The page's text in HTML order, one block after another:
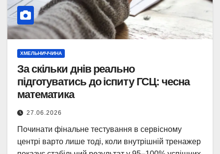
ХМЕЛЬНИЧЧИНА
За скільки днів реально
підготуватись до іспиту ГСЦ: чесна
математика
27.06.2026
Починати фінальне тестування в сервісному
центрі варто лише тоді, коли внутрішній тренажер